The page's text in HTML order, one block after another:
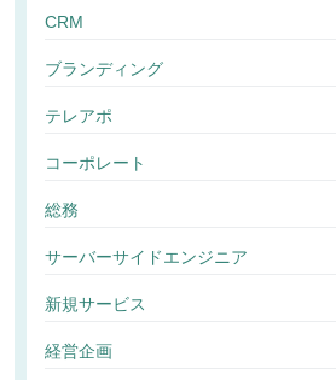
CRM
ブランディング
テレアポ
コーポレート
総務
サーバーサイドエンジニア
新規サービス
経営企画